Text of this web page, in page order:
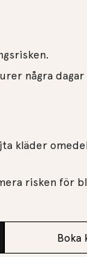
några
kläder
risken för
Boka